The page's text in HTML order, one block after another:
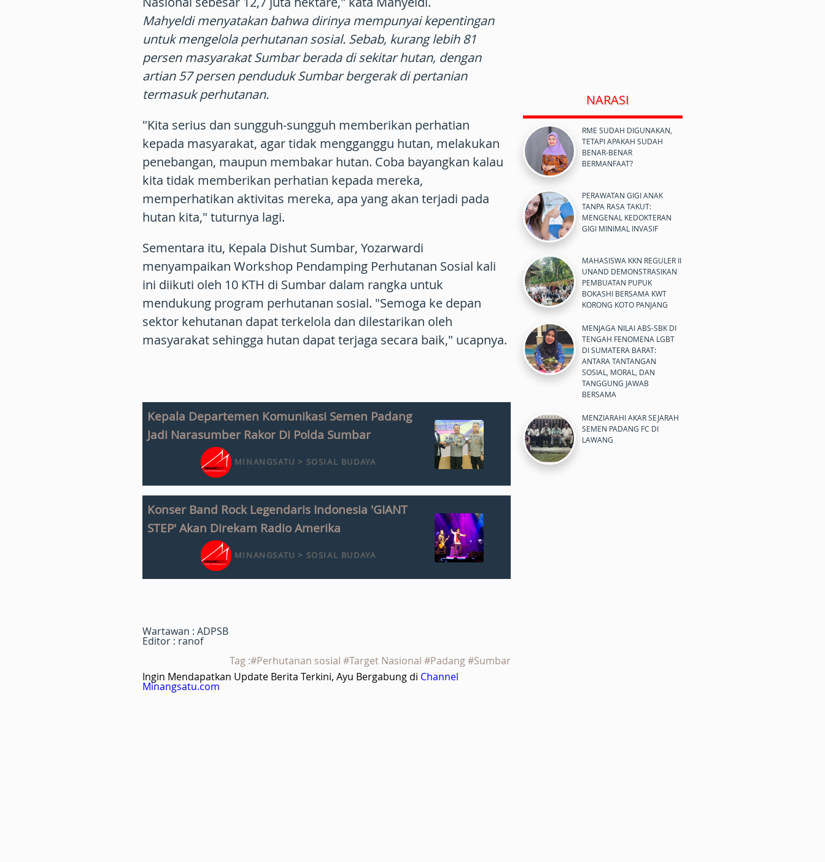
Mahyeldi menyatakan bahwa dirinya mempunyai kepentingan
untuk mengelola perhutanan sosial. Sebab, kurang lebih 81
persen masyarakat Sumbar berada di sekitar hutan, dengan
artian 57 persen penduduk Sumbar bergerak di pertanian
termasuk perhutanan.
"Kita serius dan sungguh-sungguh memberikan perhatian
kepada masyarakat, agar tidak mengganggu hutan, melakukan
penebangan, maupun membakar hutan. Coba bayangkan kalau
kita tidak memberikan perhatian kepada mereka,
memperhatikan aktivitas mereka, apa yang akan terjadi pada
hutan kita," tuturnya lagi.
Sementara itu, Kepala Dishut Sumbar, Yozarwardi
menyampaikan Workshop Pendamping Perhutanan Sosial kali
ini diikuti oleh 10 KTH di Sumbar dalam rangka untuk
mendukung program perhutanan sosial. "Semoga ke depan
sektor kehutanan dapat terkelola dan dilestarikan oleh
masyarakat sehingga hutan dapat terjaga secara baik," ucapnya.
Kepala Departemen Komunikasi Semen Padang
Jadi Narasumber Rakor Di Polda Sumbar
MINANGSATU > SOSIAL BUDAYA
Konser Band Rock Legendaris Indonesia 'GIANT
STEP' Akan Direkam Radio Amerika
MINANGSATU > SOSIAL BUDAYA
Wartawan : ADPSB
Editor : ranof
Tag :#Perhutanan sosial #Target Nasional #Padang #Sumbar
Ingin Mendapatkan Update Berita Terkini, Ayu Bergabung di Channel
Minangsatu.com
NARASI
RME SUDAH DIGUNAKAN,
TETAPI APAKAH SUDAH
BENAR-BENAR
BERMANFAAT?
PERAWATAN GIGI ANAK
TANPA RASA TAKUT:
MENGENAL KEDOKTERAN
GIGI MINIMAL INVASIF
MAHASISWA KKN REGULER II
UNAND DEMONSTRASIKAN
PEMBUATAN PUPUK
BOKASHI BERSAMA KWT
KORONG KOTO PANJANG
MENJAGA NILAI ABS-SBK DI
TENGAH FENOMENA LGBT
DI SUMATERA BARAT:
ANTARA TANTANGAN
SOSIAL, MORAL, DAN
TANGGUNG JAWAB
BERSAMA
MENZIARAHI AKAR SEJARAH
SEMEN PADANG FC DI
LAWANG